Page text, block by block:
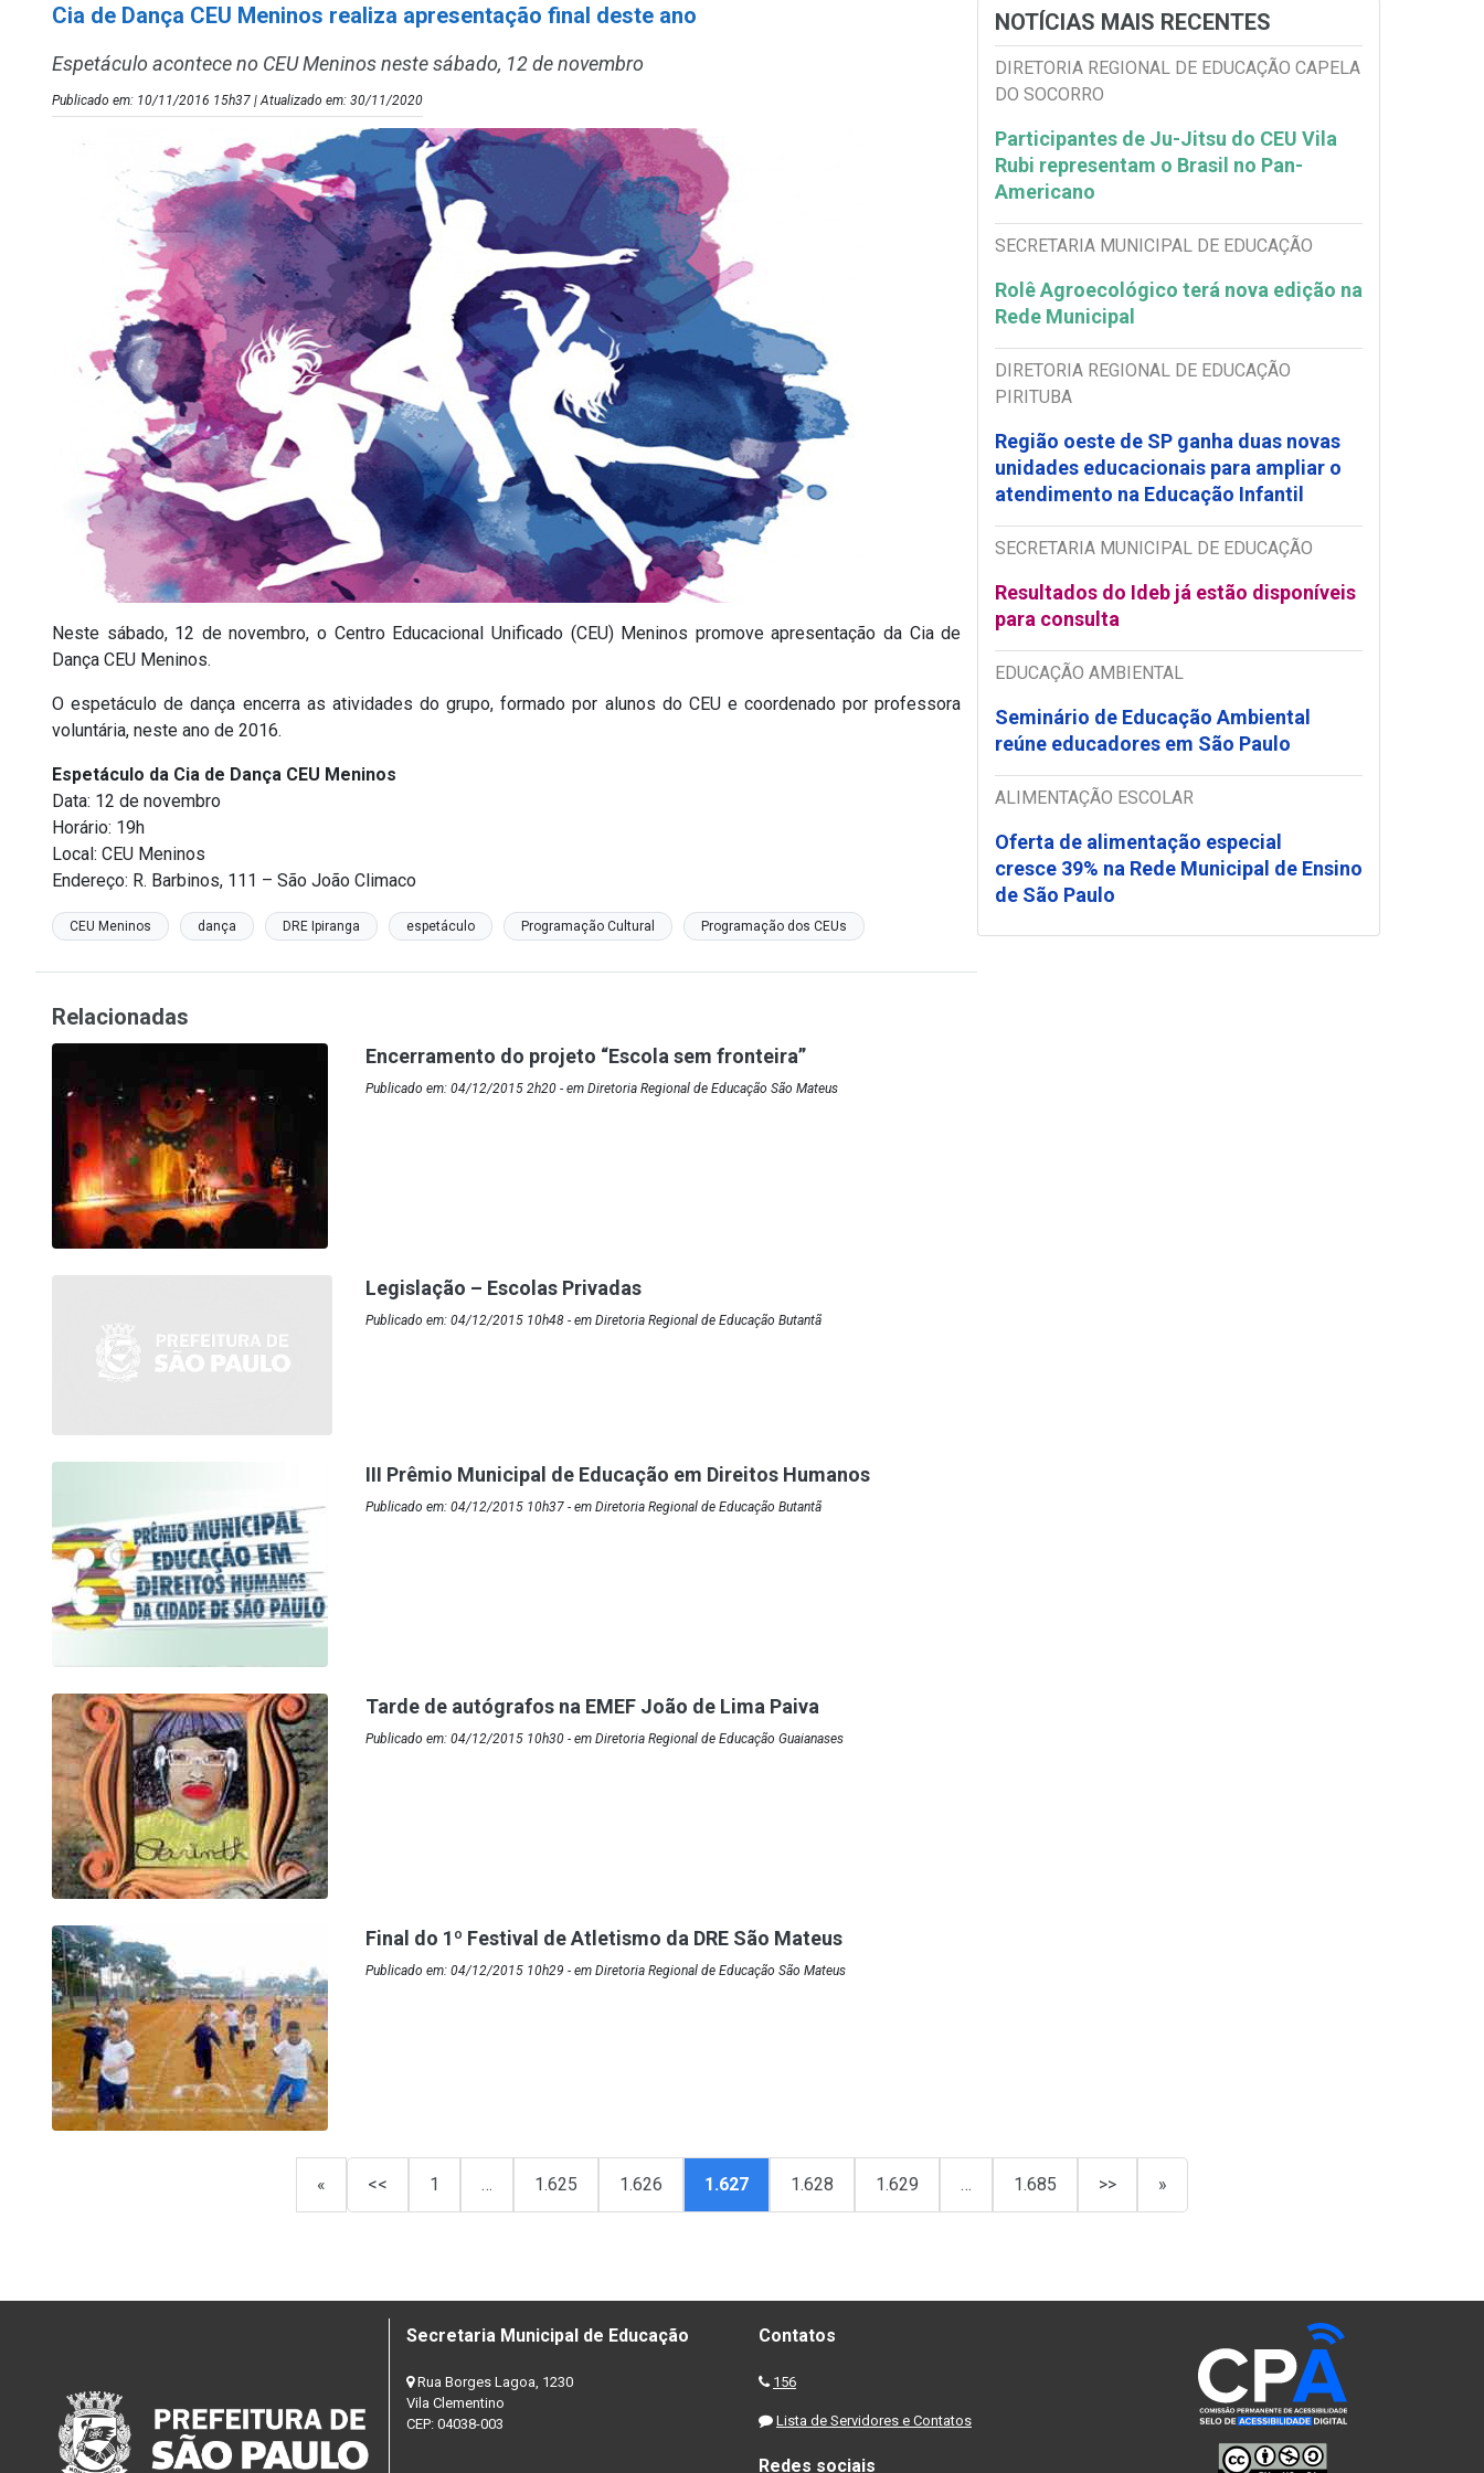
Cia de Dança CEU Meninos realiza apresentação final deste ano
Espetáculo acontece no CEU Meninos neste sábado, 12 de novembro
Publicado em: 10/11/2016 15h37 | Atualizado em: 30/11/2020
Neste sábado, 12 de novembro, o Centro Educacional Unificado (CEU) Meninos promove apresentação da Cia de
Dança CEU Meninos.
O espetáculo de dança encerra as atividades do grupo, formado por alunos do CEU e coordenado por professora
voluntária, neste ano de 2016.
Espetáculo da Cia de Dança CEU Meninos
Data: 12 de novembro
Horário: 19h
Local: CEU Meninos
Endereço: R. Barbinos, 111 – São João Climaco
CEU Meninos dança DRE Ipiranga espetáculo Programação Cultural Programação dos CEUs
NOTÍCIAS MAIS RECENTES
DIRETORIA REGIONAL DE EDUCAÇÃO CAPELA
DO SOCORRO
Participantes de Ju-Jitsu do CEU Vila
Rubi representam o Brasil no Pan-
Americano
SECRETARIA MUNICIPAL DE EDUCAÇÃO
Rolê Agroecológico terá nova edição na
Rede Municipal
DIRETORIA REGIONAL DE EDUCAÇÃO
PIRITUBA
Região oeste de SP ganha duas novas
unidades educacionais para ampliar o
atendimento na Educação Infantil
SECRETARIA MUNICIPAL DE EDUCAÇÃO
Resultados do Ideb já estão disponíveis
para consulta
EDUCAÇÃO AMBIENTAL
Seminário de Educação Ambiental
reúne educadores em São Paulo
ALIMENTAÇÃO ESCOLAR
Oferta de alimentação especial
cresce 39% na Rede Municipal de Ensino
de São Paulo
Relacionadas
Encerramento do projeto “Escola sem fronteira”
Publicado em: 04/12/2015 2h20 - em Diretoria Regional de Educação São Mateus
Legislação – Escolas Privadas
Publicado em: 04/12/2015 10h48 - em Diretoria Regional de Educação Butantã
III Prêmio Municipal de Educação em Direitos Humanos
Publicado em: 04/12/2015 10h37 - em Diretoria Regional de Educação Butantã
Tarde de autógrafos na EMEF João de Lima Paiva
Publicado em: 04/12/2015 10h30 - em Diretoria Regional de Educação Guaianases
Final do 1º Festival de Atletismo da DRE São Mateus
Publicado em: 04/12/2015 10h29 - em Diretoria Regional de Educação São Mateus
« << 1 … 1.625 1.626 1.627 1.628 1.629 … 1.685 >> »
Secretaria Municipal de Educação
Rua Borges Lagoa, 1230
Vila Clementino
CEP: 04038-003
Contatos
156
Lista de Servidores e Contatos
Redes sociais